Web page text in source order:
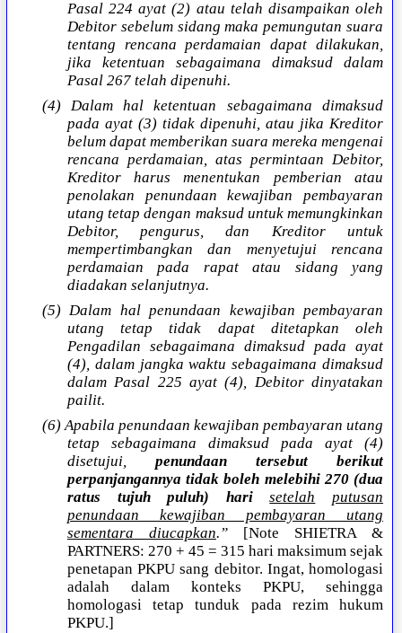
Pasal 224 ayat (2) atau telah disampaikan oleh
Debitor sebelum sidang maka pemungutan suara
tentang rencana perdamaian dapat dilakukan,
jika ketentuan sebagaimana dimaksud dalam
Pasal 267 telah dipenuhi.
(4) Dalam hal ketentuan sebagaimana dimaksud
pada ayat (3) tidak dipenuhi, atau jika Kreditor
belum dapat memberikan suara mereka mengenai
rencana perdamaian, atas permintaan Debitor,
Kreditor harus menentukan pemberian atau
penolakan penundaan kewajiban pembayaran
utang tetap dengan maksud untuk memungkinkan
Debitor, pengurus, dan Kreditor untuk
mempertimbangkan dan menyetujui rencana
perdamaian pada rapat atau sidang yang
diadakan selanjutnya.
(5) Dalam hal penundaan kewajiban pembayaran
utang tetap tidak dapat ditetapkan oleh
Pengadilan sebagaimana dimaksud pada ayat
(4), dalam jangka waktu sebagaimana dimaksud
dalam Pasal 225 ayat (4), Debitor dinyatakan
pailit.
(6) Apabila penundaan kewajiban pembayaran utang
tetap sebagaimana dimaksud pada ayat (4)
disetujui, penundaan tersebut berikut
perpanjangannya tidak boleh melebihi 270 (dua
ratus tujuh puluh) hari
setelah
putusan
penundaan kewajiban pembayaran utang
sementara diucapkan.”[Note SHIETRA &
PARTNERS: 270 + 45 = 315 hari maksimum sejak
penetapan PKPU sang debitor. Ingat, homologasi
adalah dalam konteks PKPU, sehingga
homologasi tetap tunduk pada rezim hukum
PKPU.]